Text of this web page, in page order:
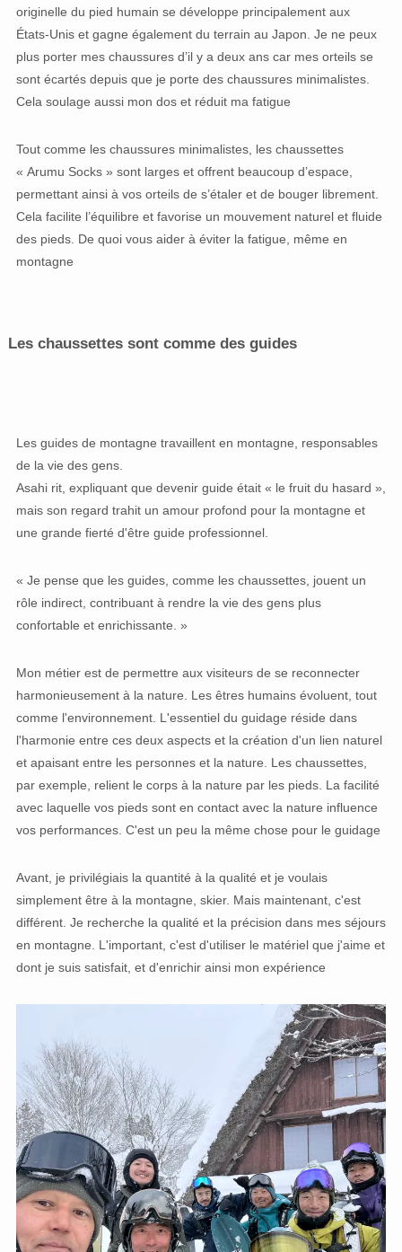
originelle du pied humain se développe principalement aux
États-Unis et gagne également du terrain au Japon. Je ne peux
plus porter mes chaussures d’il y a deux ans car mes orteils se
sont écartés depuis que je porte des chaussures minimalistes.
Cela soulage aussi mon dos et réduit ma fatigue
Tout comme les chaussures minimalistes, les chaussettes
« Arumu Socks » sont larges et offrent beaucoup d’espace,
permettant ainsi à vos orteils de s’étaler et de bouger librement.
Cela facilite l’équilibre et favorise un mouvement naturel et fluide
des pieds. De quoi vous aider à éviter la fatigue, même en
montagne
Les chaussettes sont comme des guides
Les guides de montagne travaillent en montagne, responsables
de la vie des gens.
Asahi rit, expliquant que devenir guide était « le fruit du hasard »,
mais son regard trahit un amour profond pour la montagne et
une grande fierté d'être guide professionnel.
« Je pense que les guides, comme les chaussettes, jouent un
rôle indirect, contribuant à rendre la vie des gens plus
confortable et enrichissante. »
Mon métier est de permettre aux visiteurs de se reconnecter
harmonieusement à la nature. Les êtres humains évoluent, tout
comme l'environnement. L'essentiel du guidage réside dans
l'harmonie entre ces deux aspects et la création d'un lien naturel
et apaisant entre les personnes et la nature. Les chaussettes,
par exemple, relient le corps à la nature par les pieds. La facilité
avec laquelle vos pieds sont en contact avec la nature influence
vos performances. C'est un peu la même chose pour le guidage
Avant, je privilégiais la quantité à la qualité et je voulais
simplement être à la montagne, skier. Mais maintenant, c'est
différent. Je recherche la qualité et la précision dans mes séjours
en montagne. L'important, c'est d'utiliser le matériel que j'aime et
dont je suis satisfait, et d'enrichir ainsi mon expérience